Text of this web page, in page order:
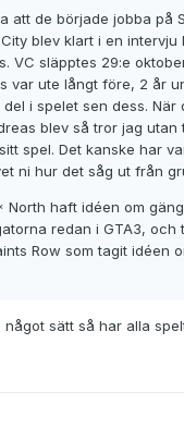
att de började jobba på
blev klart i en intervju
VC släpptes 29:e
var ute långt före, 2 år
i spelet sen dess. När
blev så tror jag utan
spel. Det kanske har
ni hur det såg ut från
North haft idéen om
redan i GTA3, och
Row som tagit idéen
något sätt så har alla